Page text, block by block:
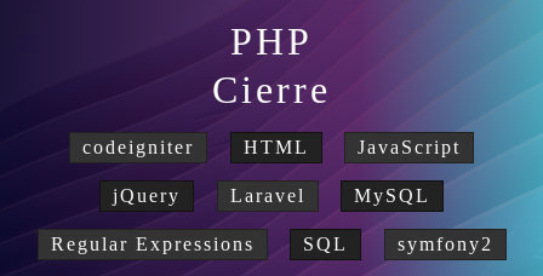
PHP
Cierre
codeigniter HTML JavaScript
jQuery Laravel MySQL
Regular Expressions SQL symfony2